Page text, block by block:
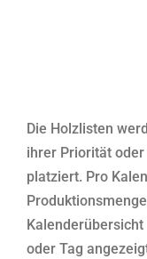
Die Holzlisten
ihrer Priorität
platziert. Pro
oder Tag